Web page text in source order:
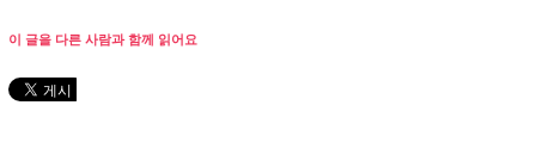
이 글을 다른 사람과 함께 읽어요